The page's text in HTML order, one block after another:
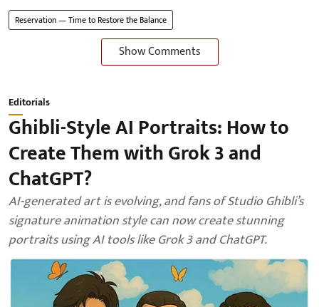
Reservation — Time to Restore the Balance
Show Comments
Editorials
Ghibli-Style AI Portraits: How to
Create Them with Grok 3 and
ChatGPT?
AI-generated art is evolving, and fans of Studio Ghibli’s
signature animation style can now create stunning
portraits using AI tools like Grok 3 and ChatGPT.